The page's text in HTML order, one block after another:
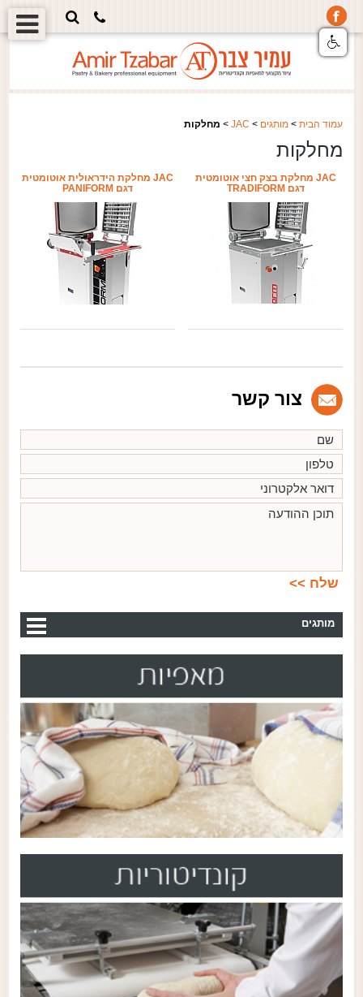
עמוד הבית> מותגים >
JAC
> מחלקות
מחלקות
JAC מחלקת בצק חצי אוטומטית
דגם TRADIFORM
JAC מחלקת הידראולית אוטומטית
דגם PANIFORM
צור קשר
מותגים